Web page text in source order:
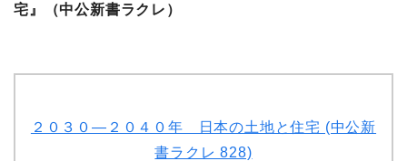
宅』（中公新書ラクレ）
２０３０―２０４０年 日本の土地と住宅 (中公新
書ラクレ 828)